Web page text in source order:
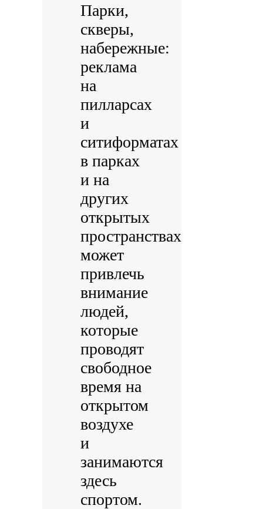
Парки,
скверы,
набережные:
реклама
на
пилларсах
и
ситиформатах
в парках
и на
других
открытых
пространствах
может
привлечь
внимание
людей,
которые
проводят
свободное
время на
открытом
воздухе
и
занимаются
здесь
спортом.